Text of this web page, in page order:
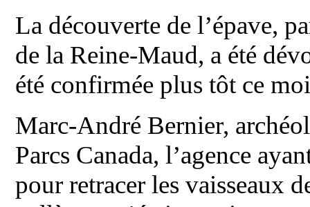
La découverte de l’épave,
de la Reine-Maud, a été
été confirmée plus tôt ce
Marc-André Bernier,
Parcs Canada, l’agence
pour retracer les vaisseaux